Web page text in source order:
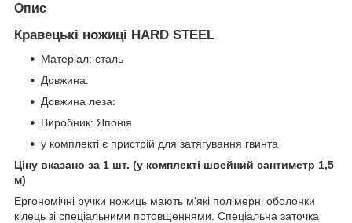
Опис
Кравецькі ножиці HARD STEEL
Матеріал: сталь
Довжина:
Довжина леза:
Виробник: Японія
у комплекті є пристрій для затягування гвинта
Ціну вказано за 1 шт. (у комплекті швейний сантиметр 1,5
м)
Ергономічні ручки ножиць мають м'які полімерні оболонки
кілець зі спеціальними потовщеннями. Спеціальна заточка